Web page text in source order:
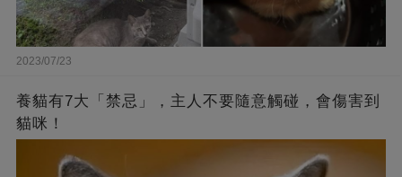
2023/07/23
養貓有7大「禁忌」，主人不要隨意觸碰，會傷害到
貓咪！